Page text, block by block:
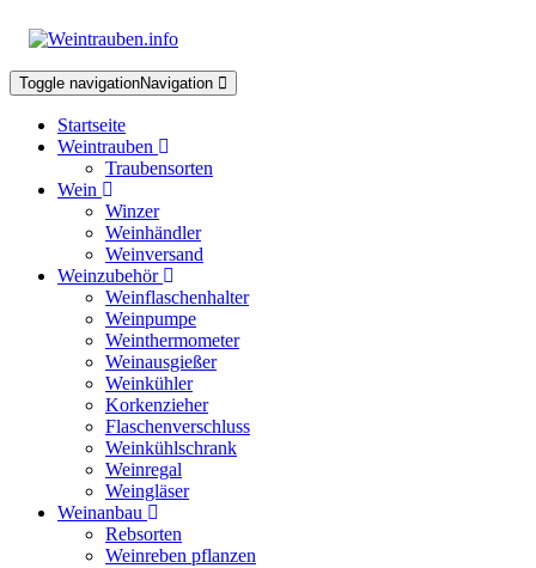
Toggle navigationNavigation
Startseite
Weintrauben
Traubensorten
Wein
Winzer
Weinhändler
Weinversand
Weinzubehör
Weinflaschenhalter
Weinpumpe
Weinthermometer
Weinausgießer
Weinkühler
Korkenzieher
Flaschenverschluss
Weinkühlschrank
Weinregal
Weingläser
Weinanbau
Rebsorten
Weinreben pflanzen